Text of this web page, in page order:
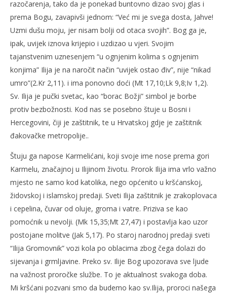
razočarenja, tako da je ponekad buntovno dizao svoj glas i
prema Bogu, zavapivši jednom: “Već mi je svega dosta, Jahve!
Uzmi dušu moju, jer nisam bolji od otaca svojih”. Bog ga je,
ipak, uvijek iznova krijepio i uzdizao u vjeri. Svojim
tajanstvenim uznesenjem “u ognjenim kolima s ognjenim
konjima” Ilija je na naročit način “uvijek ostao điv”, nije “nikad
umro”(2.Kr 2,11). i ima ponovno doći (Mt 17,10;Lk 9,8;Iv 1,2).
Sv. Ilija je pučki svetac, kao “borac Božji” simbol je borbe
protiv bezbožnosti. Kod nas se posebno štuje u Bosni i
Hercegovini, čiji je zaštitnik, te u Hrvatskoj gdje je zaštitnik
đakovačke metropolije..
Štuju ga napose Karmelićani, koji svoje ime nose prema gori
Karmelu, značajnoj u Ilijinom životu. Prorok Ilija ima vrlo važno
mjesto ne samo kod katolika, nego općenito u kršćanskoj,
židovskoj i islamskoj predaji. Sveti Ilija zaštitnik je zrakoplovaca
i cepelina, čuvar od oluje, groma i vatre. Priziva se kao
pomoćnik u nevolji. (Mk 15,35;Mt 27,47) i postavlja kao uzor
postojane molitve (Jak 5,17). Po staroj narodnoj predaji sveti
“Ilija Gromovnik” vozi kola po oblacima zbog čega dolazi do
sijevanja i grmljavine. Preko sv. Ilije Bog upozorava sve ljude
na važnost proročke službe. To je aktualnost svakoga doba.
Mi kršćani pozvani smo da budemo kao sv.Ilija, proroci našega